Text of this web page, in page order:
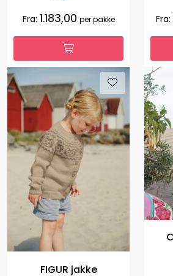
Fra: 1.183,00 per pakke Fra:
FIGUR jakke